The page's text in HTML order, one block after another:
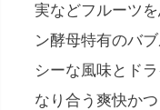
実などフルーツ
ン酵母特有のバ
シーな風味とド
なり合う爽快か